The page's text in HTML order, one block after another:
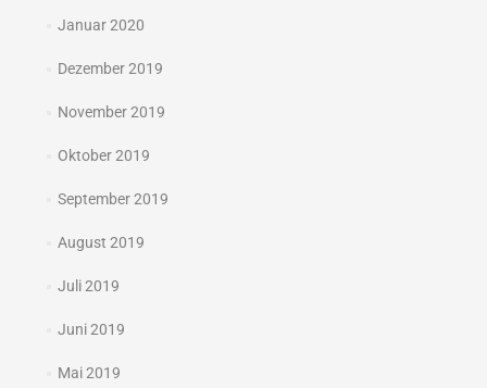
Januar 2020
Dezember 2019
November 2019
Oktober 2019
September 2019
August 2019
Juli 2019
Juni 2019
Mai 2019